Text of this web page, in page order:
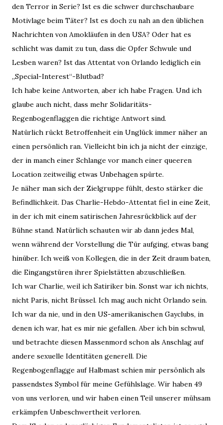
den Terror in Serie? Ist es die schwer durchschaubare
Motivlage beim Täter? Ist es doch zu nah an den üblichen
Nachrichten von Amokläufen in den USA? Oder hat es
schlicht was damit zu tun, dass die Opfer Schwule und
Lesben waren? Ist das Attentat von Orlando lediglich ein
„Special-Interest“-Blutbad?
Ich habe keine Antworten, aber ich habe Fragen. Und ich
glaube auch nicht, dass mehr Solidaritäts-
Regenbogenflaggen die richtige Antwort sind.
Natürlich rückt Betroffenheit ein Unglück immer näher an
einen persönlich ran. Vielleicht bin ich ja nicht der einzige,
der in manch einer Schlange vor manch einer queeren
Location zeitweilig etwas Unbehagen spürte.
Je näher man sich der Zielgruppe fühlt, desto stärker die
Befindlichkeit. Das Charlie-Hebdo-Attentat fiel in eine Zeit,
in der ich mit einem satirischen Jahresrückblick auf der
Bühne stand. Natürlich schauten wir ab dann jedes Mal,
wenn während der Vorstellung die Tür aufging, etwas bang
hinüber. Ich weiß von Kollegen, die in der Zeit draum baten,
die Eingangstüren ihrer Spielstätten abzuschließen.
Ich war Charlie, weil ich Satiriker bin. Sonst war ich nichts,
nicht Paris, nicht Brüssel. Ich mag auch nicht Orlando sein.
Ich war da nie, und in den US-amerikanischen Gayclubs, in
denen ich war, hat es mir nie gefallen. Aber ich bin schwul,
und betrachte diesen Massenmord schon als Anschlag auf
andere sexuelle Identitäten generell. Die
Regenbogenflagge auf Halbmast schien mir persönlich als
passendstes Symbol für meine Gefühlslage. Wir haben 49
von uns verloren, und wir haben einen Teil unserer mühsam
erkämpfen Unbeschwertheit verloren.